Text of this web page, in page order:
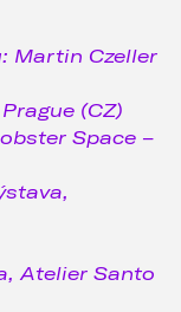
Martin Czeller
(CZ)
Space –
Atelier Santo